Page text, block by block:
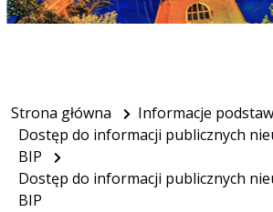
Strona główna
Informacje
Dostęp do informacji publicznych
BIP
Dostęp do informacji publicznych
BIP